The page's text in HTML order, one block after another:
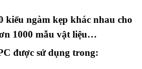
kiểu ngàm kẹp khác nhau cho
1000 mẫu vật liệu…
được sử dụng trong: